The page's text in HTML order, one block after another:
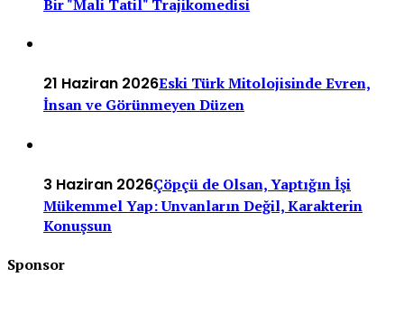
Bir "Mali Tatil" Trajikomedisi
21 Haziran 2026Eski Türk Mitolojisinde Evren,
İnsan ve Görünmeyen Düzen
3 Haziran 2026Çöpçü de Olsan, Yaptığın İşi
Mükemmel Yap: Unvanların Değil, Karakterin
Konuşsun
Sponsor